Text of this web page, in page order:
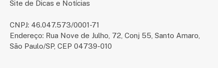
Site de Dicas e Notícias
CNPJ: 46.047.573/0001-71
Endereço: Rua Nove de Julho, 72, Conj 55, Santo Amaro,
São Paulo/SP, CEP 04739-010